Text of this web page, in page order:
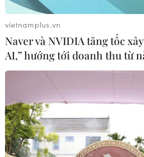
vietnamplus.vn
Naver và NVIDIA tăng tốc
AI,” hướng tới doanh thu từ